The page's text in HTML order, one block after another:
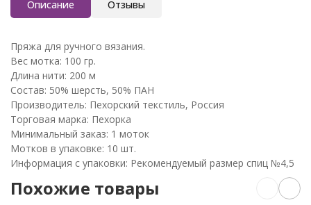
Описание Отзывы
Пряжа для ручного вязания.
Вес мотка: 100 гр.
Длина нити: 200 м
Состав: 50% шерсть, 50% ПАН
Производитель: Пехорский текстиль, Россия
Торговая марка: Пехорка
Минимальный заказ: 1 моток
Мотков в упаковке: 10 шт.
Информация с упаковки: Рекомендуемый размер спиц №4,5
Похожие товары